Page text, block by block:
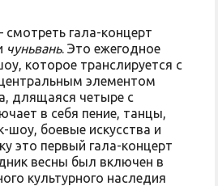
гала-концерт
чуньвань. Это ежегодное
которое транслируется с
элементом
длящаяся четыре с
в себя пение, танцы,
шоу, боевые искусства и
это первый гала-концерт
весны был включен в
культурного наследия